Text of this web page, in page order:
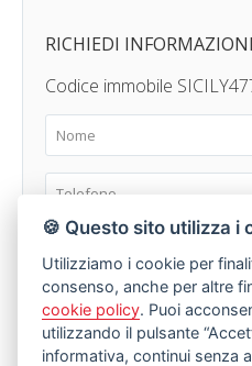
RICHIEDI INFORMAZIONI
Codice immobile
🍪 Questo sito utilizza i
Utilizziamo i cookie per
consenso, anche per altre
cookie policy. Puoi
utilizzando il pulsante
informativa, continui senza